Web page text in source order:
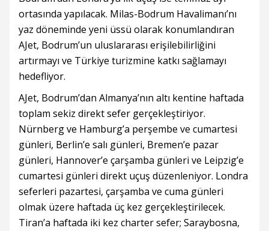
ortasında yapılacak. Milas-Bodrum Havalimanı’nı
yaz döneminde yeni üssü olarak konumlandıran
AJet, Bodrum’un uluslararası erişilebilirliğini
artırmayı ve Türkiye turizmine katkı sağlamayı
hedefliyor.
AJet, Bodrum’dan Almanya’nın altı kentine haftada
toplam sekiz direkt sefer gerçekleştiriyor.
Nürnberg ve Hamburg’a perşembe ve cumartesi
günleri, Berlin’e salı günleri, Bremen’e pazar
günleri, Hannover’e çarşamba günleri ve Leipzig’e
cumartesi günleri direkt uçuş düzenleniyor. Londra
seferleri pazartesi, çarşamba ve cuma günleri
olmak üzere haftada üç kez gerçekleştirilecek.
Tiran’a haftada iki kez charter sefer; Saraybosna,